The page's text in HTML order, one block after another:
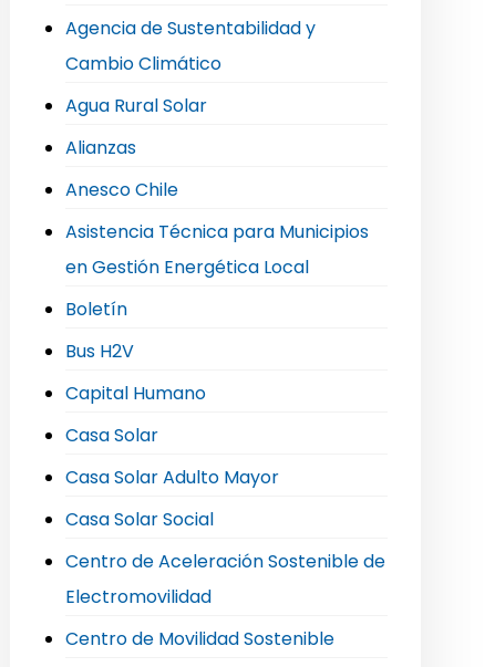
Agencia de Sustentabilidad y
Cambio Climático
Agua Rural Solar
Alianzas
Anesco Chile
Asistencia Técnica para Municipios
en Gestión Energética Local
Boletín
Bus H2V
Capital Humano
Casa Solar
Casa Solar Adulto Mayor
Casa Solar Social
Centro de Aceleración Sostenible de
Electromovilidad
Centro de Movilidad Sostenible